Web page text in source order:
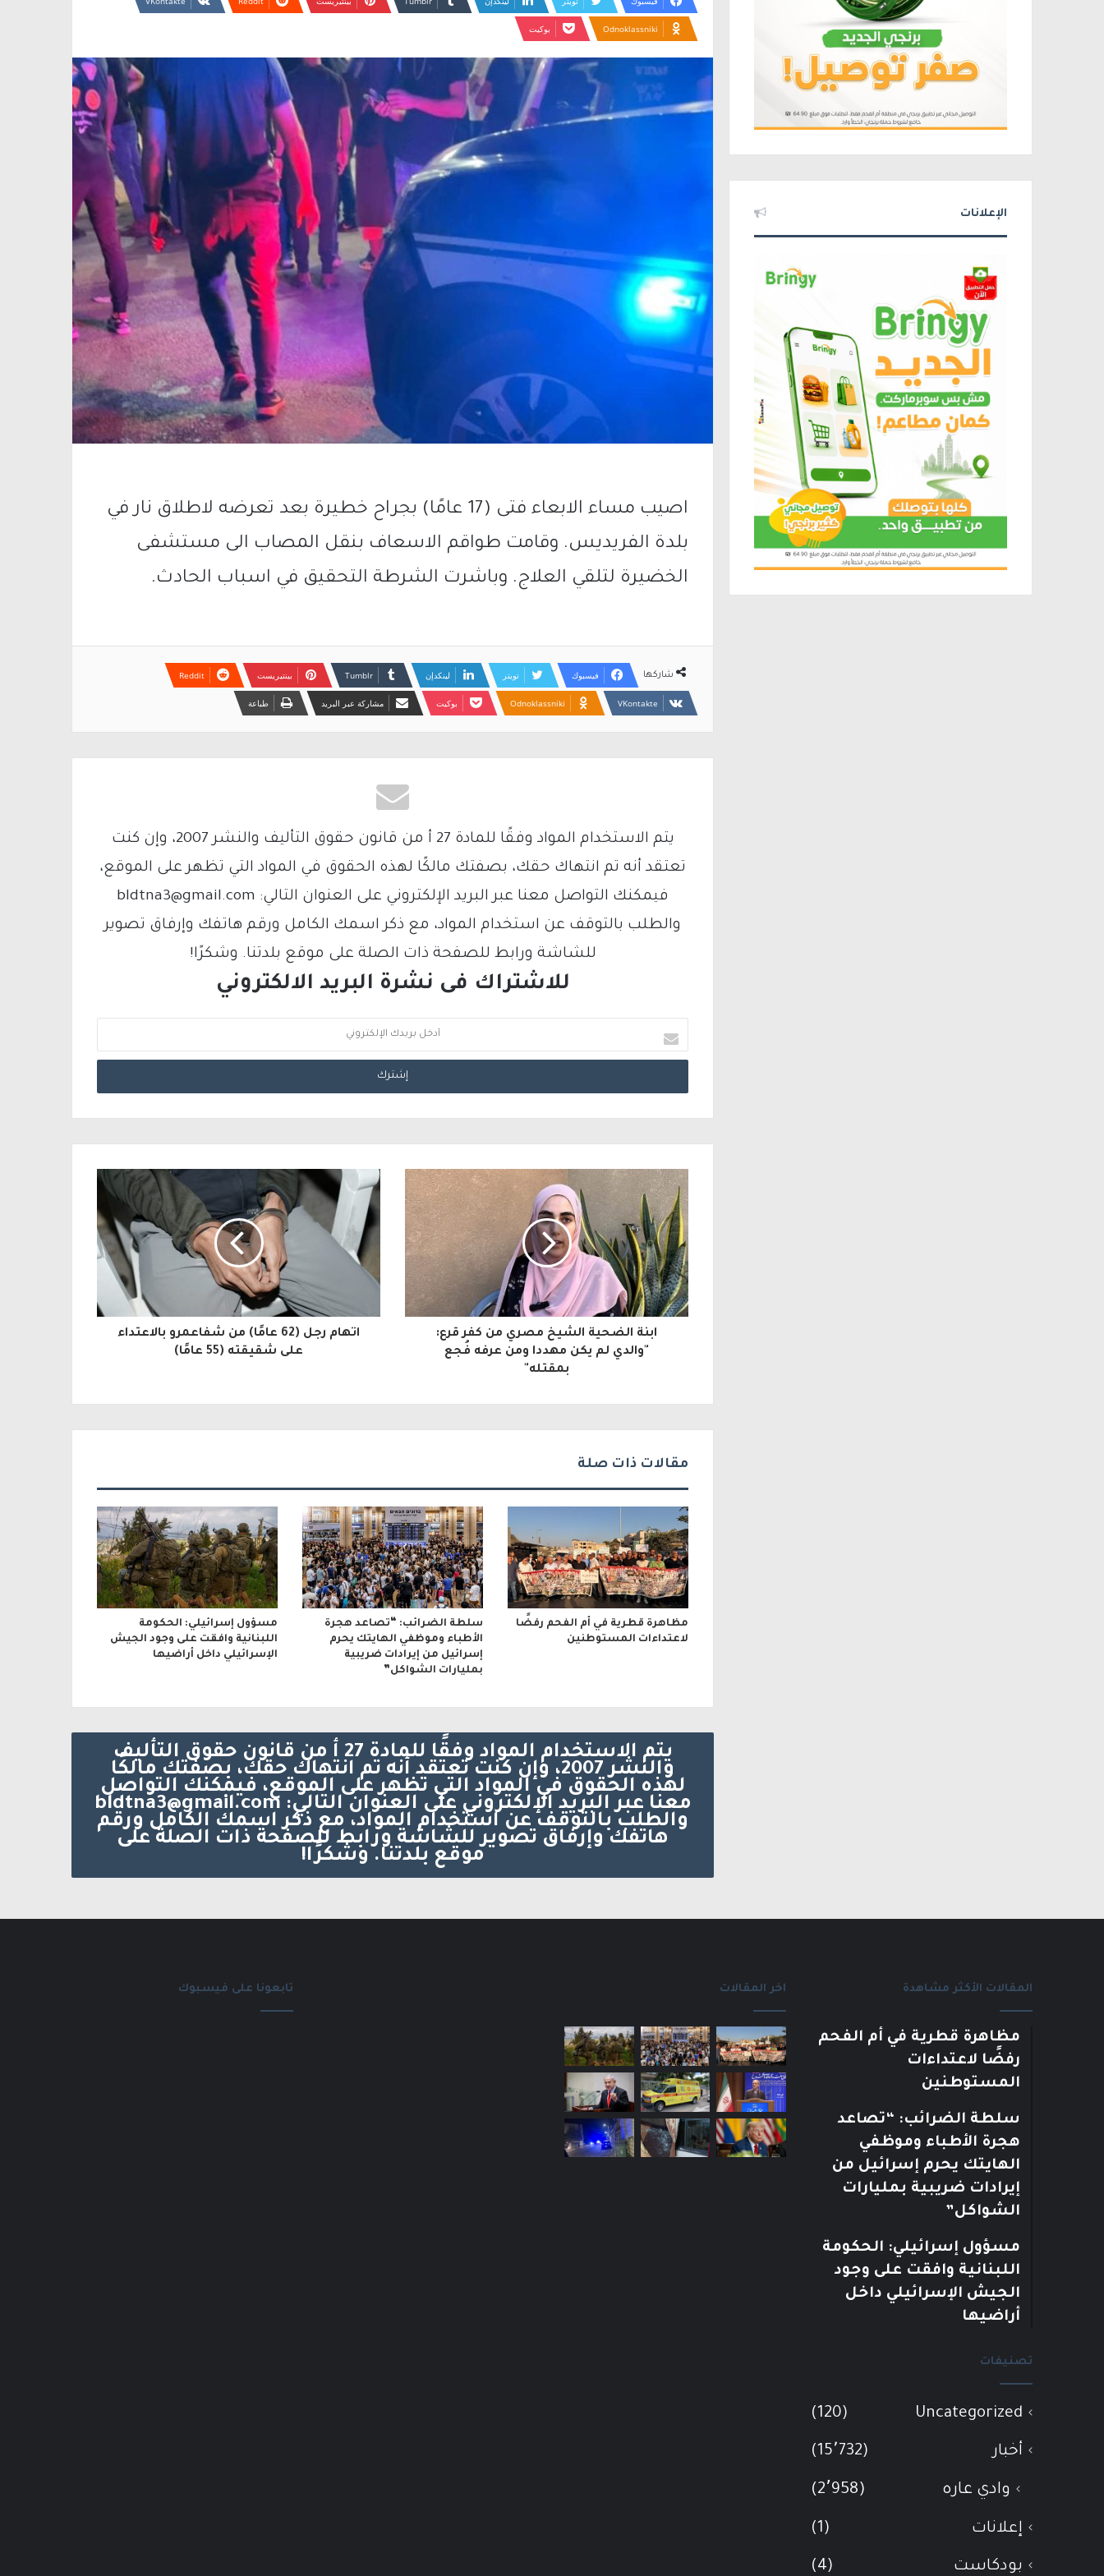
Odnoklassniki بوكيت
اصيب مساء الابعاء فتى (17 عامًا) بجراح خطيرة بعد تعرضه لاطلاق نار في
بلدة الفريديس. وقامت طواقم الاسعاف بنقل المصاب الى مستشفى
الخضيرة لتلقي العلاج. وباشرت الشرطة التحقيق في اسباب الحادث.
شاركها فيسبوك تويتر لينكدإن بينتيريست
Odnoklassniki بوكيت مشاركة عبر البريد طباعة
يتم الاستخدام المواد وفقًا للمادة 27 أ من قانون حقوق التأليف والنشر 2007، وإن كنت
تعتقد أنه تم انتهاك حقك، بصفتك مالكًا لهذه الحقوق في المواد التي تظهر على الموقع،
فيمكنك التواصل معنا عبر البريد الإلكتروني على العنوان التالي: bldtna3@gmail.com
والطلب بالتوقف عن استخدام المواد، مع ذكر اسمك الكامل ورقم هاتفك وإرفاق تصوير
للشاشة ورابط للصفحة ذات الصلة على موقع بلدتنا. وشكرًا!
للاشتراك فى نشرة البريد الالكتروني
د
خ
ل
ب
ر
ي
د
ك
ا
ل
ك
ت
ر
و
ن
ي
ابنة الضحية الشيخ مصري من كفر قرع:
"والدي لم يكن مهددا ومن عرفه فُجع
بمقتله"
اتهام رجل (62 عامًا) من شفاعمرو بالاعتداء
على شقيقته (55 عامًا)
مقالات ذات صلة
مظاهرة قطرية في أم الفحم رفضًا
لاعتداءات المستوطنين
سلطة الضرائب: “تصاعد هجرة
الأطباء وموظفي الهايتك يحرم
إسرائيل من إيرادات ضريبية
بمليارات الشواكل”
مسؤول إسرائيلي: الحكومة
اللبنانية وافقت على وجود الجيش
الإسرائيلي داخل أراضيها
يتم الاستخدام المواد وفقًا للمادة 27 أ من قانون حقوق التأليف
والنشر 2007، وإن كنت تعتقد أنه تم انتهاك حقك، بصفتك مالكًا
لهذه الحقوق في المواد التي تظهر على الموقع، فيمكنك التواصل
معنا عبر البريد الإلكتروني على العنوان التالي: bldtna3@gmail.com
والطلب بالتوقف عن استخدام المواد، مع ذكر اسمك الكامل ورقم
هاتفك وإرفاق تصوير للشاشة ورابط للصفحة ذات الصلة على
موقع بلدتنا. وشكرًا!
الإعلانات
المقالات الأكثر مشاهدة
مظاهرة قطرية في أم الفحم
رفضًا لاعتداءات
المستوطنين
سلطة الضرائب: “تصاعد
هجرة الأطباء وموظفي
الهايتك يحرم إسرائيل من
إيرادات ضريبية بمليارات
الشواكل”
مسؤول إسرائيلي: الحكومة
اللبنانية وافقت على وجود
الجيش الإسرائيلي داخل
أراضيها
تصنيفات
Uncategorized
(120)
أخبار (15٬732)
وادي عاره (2٬958)
إعلانات (1)
بودكاست (4)
اخر المقالات تابعونا على فيسبوك